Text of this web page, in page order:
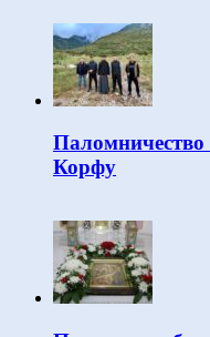
Корфу